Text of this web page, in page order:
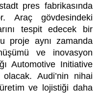
pres fabrikasında
Araç gövdesindeki
tespit edecek bir
proje aynı zamanda
ve inovasyon
Automotive Initiative
Audi’nin nihai
ve lojistiği daha